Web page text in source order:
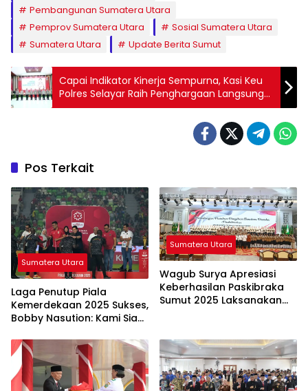
Pembangunan Sumatera Utara
Pemprov Sumatera Utara
Sosial Sumatera Utara
Sumatera Utara
Update Berita Sumut
Capai Indikator Kinerja Sempurna, Kasi Keu
Polres Selayar Raih Penghargaan Langsung
dari Kapolri
Pos Terkait
Sumatera Utara
Laga Penutup Piala
Kemerdekaan 2025 Sukses,
Bobby Nasution: Kami Siap
Berikutnya
Sumatera Utara
Wagub Surya Apresiasi
Keberhasilan Paskibraka
Sumut 2025 Laksanakan
Daerah